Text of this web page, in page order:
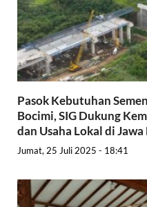
Pasok Kebutuhan
Bocimi, SIG Dukung
dan Usaha Lokal di
Jumat, 25 Juli 2025 - 18:41